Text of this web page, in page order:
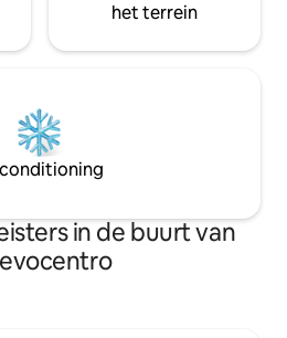
het terrein
in de buurt van